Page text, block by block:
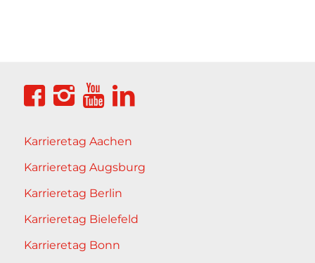
Karrieretag Aachen
Karrieretag Augsburg
Karrieretag Berlin
Karrieretag Bielefeld
Karrieretag Bonn